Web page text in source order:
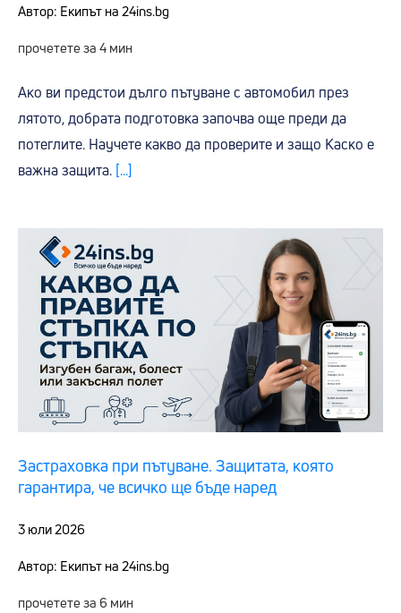
Автор: Екипът на 24ins.bg
прочетете за 4 мин
Ако ви предстои дълго пътуване с автомобил през
лятото, добрата подготовка започва още преди да
потеглите. Научете какво да проверите и защо Каско е
важна защита. [...]
Застраховка при пътуване. Защитата, която
гарантира, че всичко ще бъде наред
3 юли 2026
Автор: Екипът на 24ins.bg
прочетете за 6 мин